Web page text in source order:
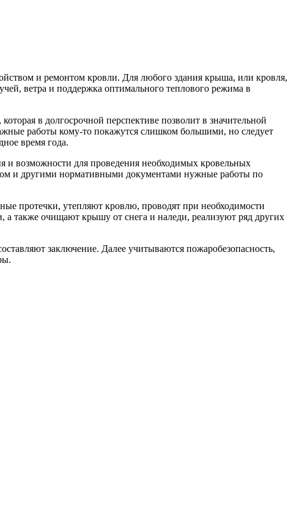
и ремонтом кровли. Для любого здания крыша, или кровля,
ветра и поддержка оптимального теплового режима в
в долгосрочной перспективе позволит в значительной
работы кому-то покажутся слишком большими, но следует
время года.
и возможности для проведения необходимых кровельных
и другими нормативными документами нужные работы по
протечки, утепляют кровлю, проводят при необходимости
также очищают крышу от снега и наледи, реализуют ряд других
заключение. Далее учитываются пожаробезопасность,